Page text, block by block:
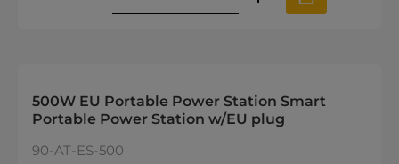
500W EU Portable Power Station Smart
Portable Power Station w/EU plug
90-AT-ES-500